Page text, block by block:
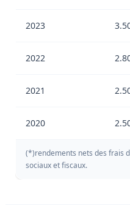
2023
2022
2021
2020
(*)rendements nets des frais
sociaux et fiscaux.